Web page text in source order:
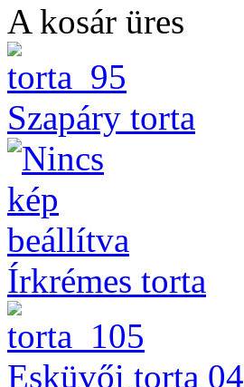
A kosár üres
Szapáry torta
Írkrémes torta
Esküvői torta 04